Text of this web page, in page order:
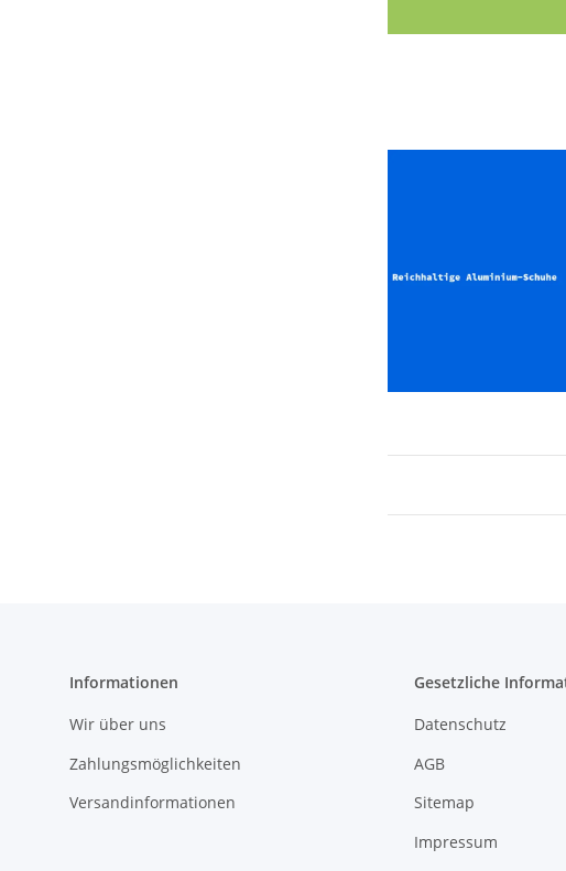
Informationen
Wir über uns
Zahlungsmöglichkeiten
Versandinformationen
Gesetzliche
Datenschutz
AGB
Sitemap
Impressum